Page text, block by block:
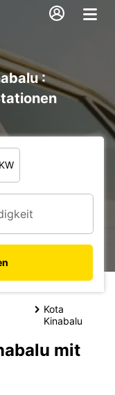
:
Kota
Kinabalu
mit